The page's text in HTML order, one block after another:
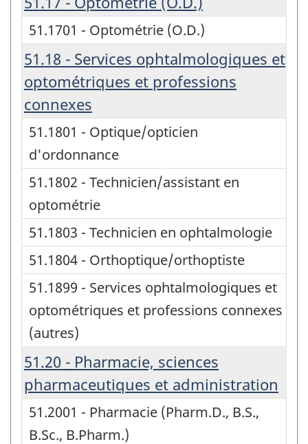
51.1701 - Optométrie (O.D.)
51.18 - Services ophtalmologiques et
optométriques et professions
connexes
51.1801 - Optique/opticien
d'ordonnance
51.1802 - Technicien/assistant en
optométrie
51.1803 - Technicien en ophtalmologie
51.1804 - Orthoptique/orthoptiste
51.1899 - Services ophtalmologiques et
optométriques et professions connexes
(autres)
51.20 - Pharmacie, sciences
pharmaceutiques et administration
51.2001 - Pharmacie (Pharm.D., B.S.,
B.Sc., B.Pharm.)